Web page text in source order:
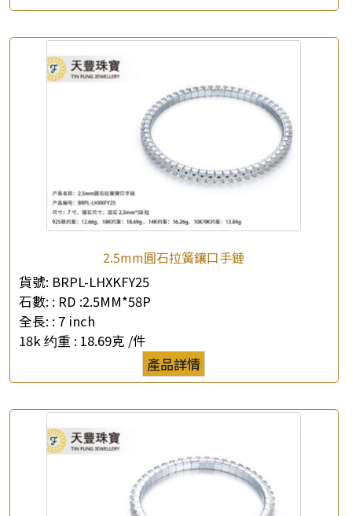
*e-mail
查詢以下產品
2.5mm圓石拉簧鑲口手鏈
貨號: BRPL-LHXKFY25
石數: : RD :2.5MM*58P
全長: : 7 inch
18k 约重 : 18.69克 /件
產品詳情